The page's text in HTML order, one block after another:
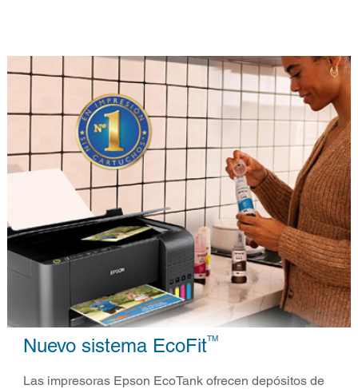
Nuevo sistema EcoFitTM
Las impresoras Epson EcoTank ofrecen depósitos de